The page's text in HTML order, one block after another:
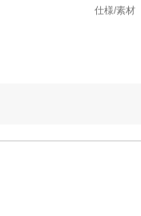
仕様/素材